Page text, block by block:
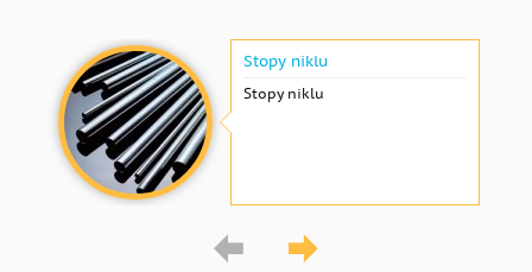
Stopy niklu
Stopy niklu